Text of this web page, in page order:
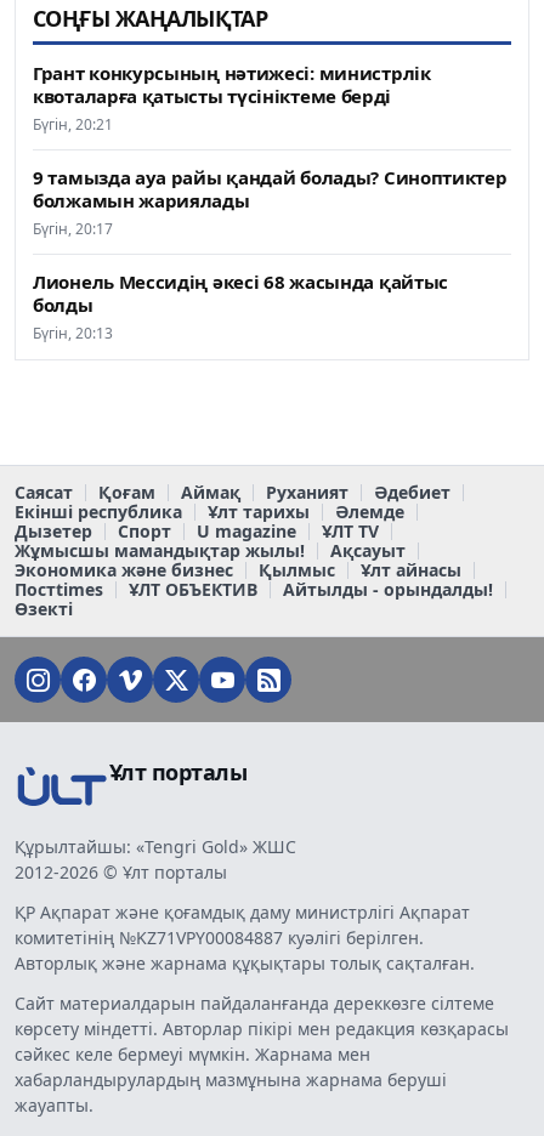
СОҢҒЫ ЖАҢАЛЫҚТАР
Грант конкурсының нәтижесі: министрлік
квоталарға қатысты түсініктеме берді
Бүгін, 20:21
9 тамызда ауа райы қандай болады? Синоптиктер
болжамын жариялады
Бүгін, 20:17
Лионель Мессидің әкесі 68 жасында қайтыс
болды
Бүгін, 20:13
Саясат Қоғам Аймақ Руханият
Әдебиет
Екінші республика
Ұлт тарихы
Әлемде
Дызетер
Спорт U magazine
ҰЛТ TV
Жұмысшы мамандықтар жылы!
Ақсауыт
Экономика және бизнес
Қылмыс
Ұлт айнасы
Постtimes
ҰЛТ ОБЪЕКТИВ
Айтылды - орындалды!
Өзекті
Ұлт порталы
Құрылтайшы: «Tengri Gold» ЖШС
2012-2026 © Ұлт порталы
ҚР Ақпарат және қоғамдық даму министрлігі Ақпарат
комитетінің №KZ71VPY00084887 куәлігі берілген.
Авторлық және жарнама құқықтары толық сақталған.
Сайт материалдарын пайдаланғанда дереккөзге сілтеме
көрсету міндетті. Авторлар пікірі мен редакция көзқарасы
сәйкес келе бермеуі мүмкін. Жарнама мен
хабарландырулардың мазмұнына жарнама беруші
жауапты.